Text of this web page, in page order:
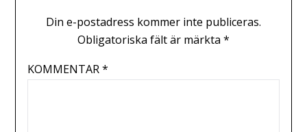
Din e-postadress kommer inte publiceras.
Obligatoriska fält är märkta *
KOMMENTAR*